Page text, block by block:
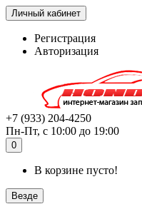
Личный кабинет
Регистрация
Авторизация
+7 (933) 204-4250
Пн-Пт, с 10:00 до 19:00
0
В корзине пусто!
Везде